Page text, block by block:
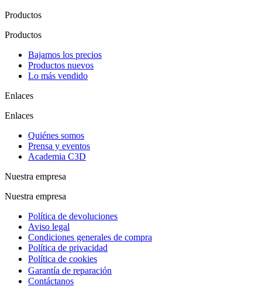
Productos
Productos
Bajamos los precios
Productos nuevos
Lo más vendido
Enlaces
Enlaces
Quiénes somos
Prensa y eventos
Academia C3D
Nuestra empresa
Nuestra empresa
Política de devoluciones
Aviso legal
Condiciones generales de compra
Política de privacidad
Política de cookies
Garantía de reparación
Contáctanos